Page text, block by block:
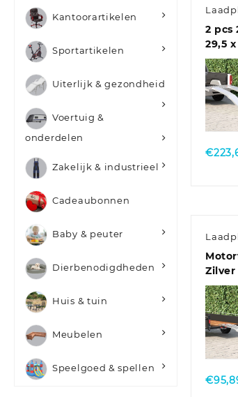
Kantoorartikelen
Sportartikelen
Uiterlijk & gezondheid
Voertuig &
onderdelen
Zakelijk & industrieel
Cadeaubonnen
Baby & peuter
Dierbenodigdheden
Huis & tuin
Meubelen
Speelgoed & spellen
2 pcs
29,5 x
€
Zilver
28 x
€